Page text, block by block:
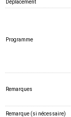
Déplacement
Programme
Remarques
Remarque (si nécessaire)